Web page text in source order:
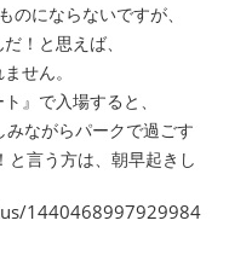
にならないですが、
！と思えば、
せん。
』で入場すると、
ながらパークで過ごす
と言う方は、朝早起きし
1440468997929984